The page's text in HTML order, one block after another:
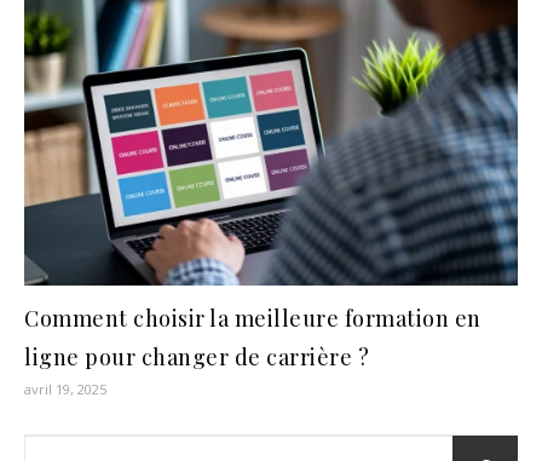
Comment choisir la meilleure formation en
ligne pour changer de carrière ?
avril 19, 2025